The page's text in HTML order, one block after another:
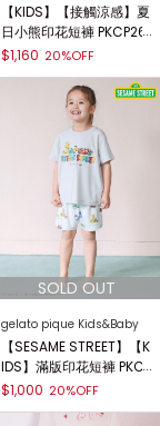
【KIDS】【接觸涼感】夏
日小熊印花短褲 PKCP26
2446
$1,160 20%OFF
gelato pique Kids&Baby
【SESAME STREET】【K
IDS】滿版印花短褲 PKCP
261424
$1,000 20%OFF